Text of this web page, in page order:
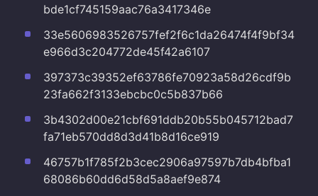
bde1cf745159aac76a3417346e
33e5606983526757fef2f6c1da26474f4f9bf34
e966d3c204772de45f42a6107
397373c39352ef63786fe70923a58d26cdf9b
23fa662f3133ebcbc0c5b837b66
3b4302d00e21cbf691ddb20b55b045712bad7
fa71eb570dd8d3d41b8d16ce919
46757b1f785f2b3cec2906a97597b7db4bfba1
68086b60dd6d58d5a8aef9e874